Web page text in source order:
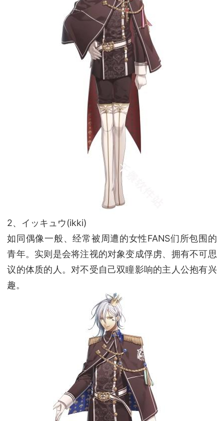
2、イッキュウ(ikki)
如同偶像一般、经常被周遭的女性FANS们所包围的
青年。实则是会将注视的对象变成俘虏、拥有不可思
议的体质的人。对不受自己双瞳影响的主人公抱有兴
趣。